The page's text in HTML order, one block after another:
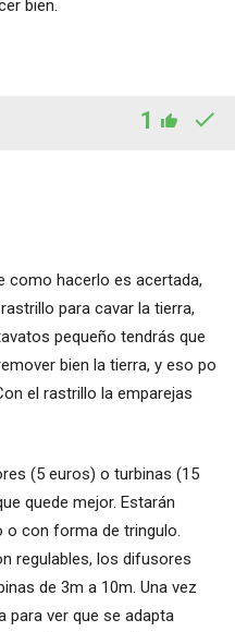
bien.
1
como hacerlo es acertada,
para cavar la tierra,
pequeño tendrás que
bien la tierra, y eso po
el rastrillo la emparejas
(5 euros) o turbinas (15
quede mejor. Estarán
o con forma de tringulo.
regulables, los difusores
de 3m a 10m. Una vez
para ver que se adapta